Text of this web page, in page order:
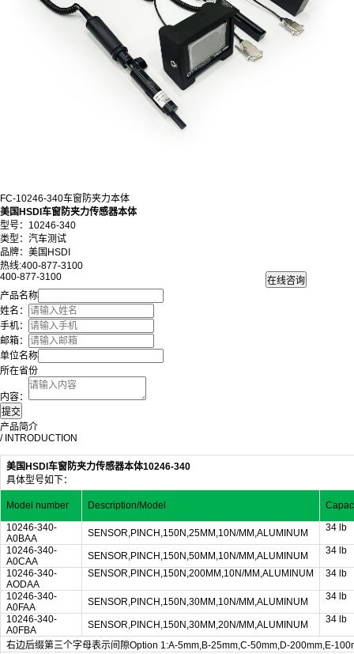
FC-10246-340车窗防夹力本体
美国HSDI车窗防夹力传感器本体
型号：10246-340
类型：汽车测试
品牌：美国HSDI
热线:400-877-3100
400-877-3100
产品名称
姓名：
手机：
邮箱：
单位名称
所在省份
内容：
产品简介
/ INTRODUCTION
美国HSDI车窗防夹力传感器本体10246-340
具体型号如下：
Model number Description/Model
10246-340-
A0BAA
SENSOR,PINCH,150N,25MM,10N/MM,ALUMINUM 34 lb
10246-340-
A0CAA
SENSOR,PINCH,150N,50MM,10N/MM,ALUMINUM 34 lb
10246-340-
AODAA
SENSOR,PINCH,150N,200MM,10N/MM,ALUMINUM 34 lb
10246-340-
A0FAA
SENSOR,PINCH,150N,30MM,10N/MM,ALUMINUM 34 lb
10246-340-
A0FBA
SENSOR,PINCH,150N,30MM,20N/MM,ALUMINUM 34 lb
右边后缀第三个字母表示间隙Option 1:A-5mm,B-25mm,C-50mm,D-200mm,E-